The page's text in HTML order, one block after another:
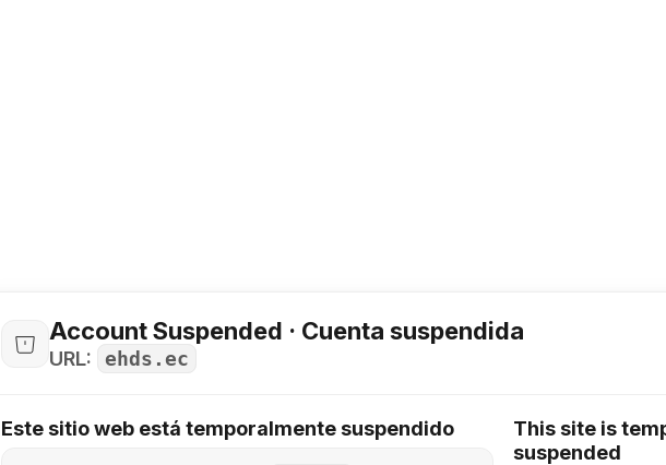
Account Suspended · Cuenta suspendida
URL: ehds.ec
Este sitio web está temporalmente suspendido
This site is
suspended